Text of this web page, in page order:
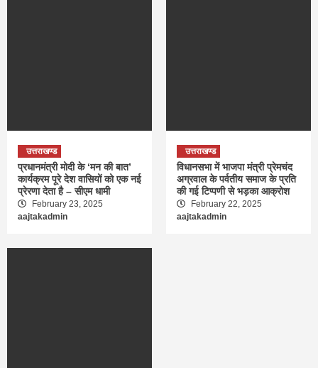
उत्तराखण्ड
प्रधानमंत्री मोदी के ‘मन की बात’
कार्यक्रम पूरे देश वासियों को एक नई
प्रेरणा देता है – सीएम धामी
February 23, 2025
aajtakadmin
उत्तराखण्ड
विधानसभा में भाजपा मंत्री प्रेमचंद
अग्रवाल के पर्वतीय समाज के प्रति
की गई टिप्पणी से भड़का आक्रोश
February 22, 2025
aajtakadmin